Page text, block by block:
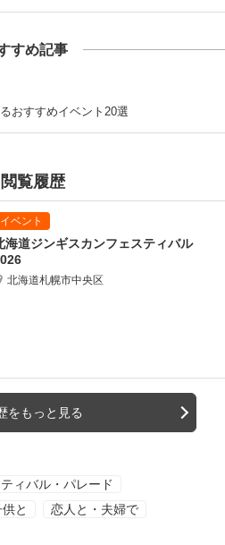
すめ記事
おすすめイベント20選
閲覧履歴
海道ジンギスカンフェスティバル
北海道札幌市中央区
をもっと見る
ィバル・パレード
と 恋人と・夫婦で